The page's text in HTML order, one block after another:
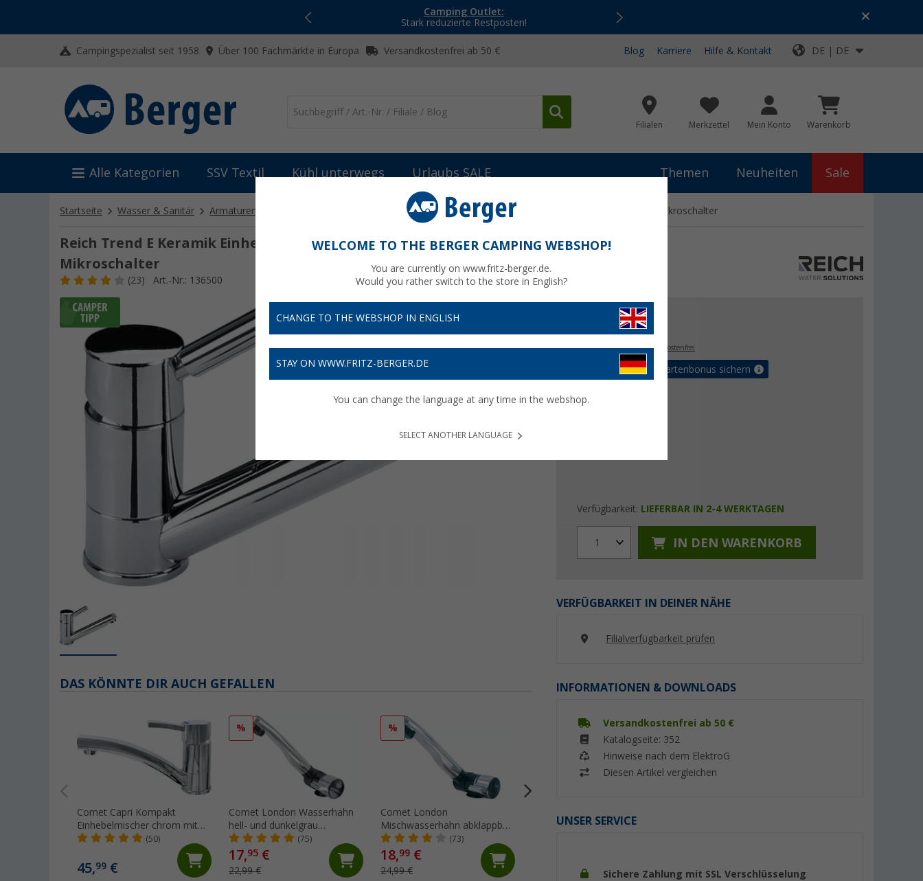
Camping Outlet:
Stark reduzierte Restposten!
Top-Deals für dein Abenteuer!
Campingspezialist seit 1958 Über 100 Fachmärkte in Europa Versandkostenfrei ab 50 € Blog Karriere Hilfe & Kontakt DE | DE
Filialen Merkzettel Mein Konto Warenkorb
Alle Kategorien SSV Textil Kühl unterwegs Urlaubs SALE Themen Neuheiten Sale
Startseite Wasser & Sanitär Armaturen Reich Trend E Keramik Einhebelmischer chrom mit 360° Auslauf und Mikroschalter
Reich Trend E Keramik Einhebelmischer chrom mit 360° Auslauf und
Mikroschalter
(23) Art.-Nr.: 136500
€
Preise inkl. MwSt.,versandkostenfrei
Bis zu 5% Vorteilskartenbonus sichern
Verfügbarkeit: LIEFERBAR IN 2-4 WERKTAGEN
1 IN DEN WARENKORB
VERFÜGBARKEIT IN DEINER NÄHE
Filialverfügbarkeit prüfen
INFORMATIONEN & DOWNLOADS
Versandkostenfrei ab 50 €
Katalogseite: 352
Hinweise nach dem ElektroG
Diesen Artikel vergleichen
UNSER SERVICE
Sichere Zahlung mit SSL Verschlüsselung
DAS KÖNNTE DIR AUCH GEFALLEN
Comet Capri Kompakt
Einhebelmischer chrom mit
Mikroschalter für Wohnmobil
(50)
45,99 €
%
Comet London Wasserhahn
hell- und dunkelgrau
abklappbar mit Mikroschalter
für Wohnwagen und
Wohnmobil chrom
(75)
17,95 €
22,99 €
%
Comet London
Mischwasserhahn abklappbar
mit Mikroschalter für
Wohnwagen und Wohnmobil
schwarz
(73)
18,99 €
24,99 € 61, €
WELCOME TO THE BERGER CAMPING WEBSHOP!
You are currently on www.fritz-berger.de.
Would you rather switch to the store in English?
CHANGE TO THE WEBSHOP IN ENGLISH
STAY ON WWW.FRITZ-BERGER.DE
You can change the language at any time in the webshop.
SELECT ANOTHER LANGUAGE